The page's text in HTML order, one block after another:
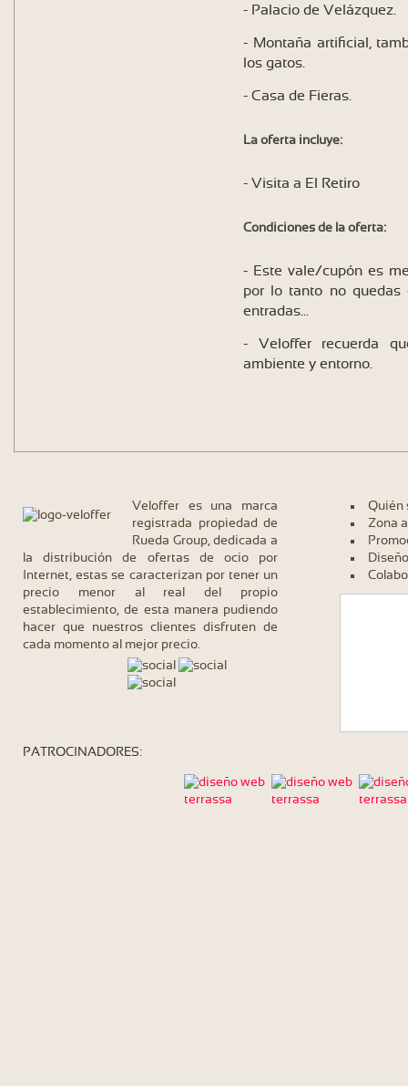
- Palacio de Velázquez.
- Montaña artificial,
los gatos.
- Casa de Fieras.
La oferta incluye:
- Visita a El Retiro
Condiciones de la oferta:
- Este vale/cupón es
por lo tanto no quedas
entradas...
- Veloffer recuerda
ambiente y entorno.
Veloffer es una marca
registrada propiedad de
Rueda Group, dedicada a
la distribución de ofertas de ocio por
Internet, estas se caracterizan por tener un
precio menor al real del propio
establecimiento, de esta manera pudiendo
hacer que nuestros clientes disfruten de
cada momento al mejor precio.
Quién
Zona
PATROCINADORES: